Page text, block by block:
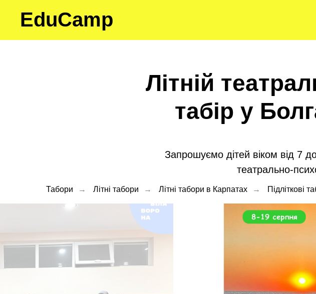
EduCamp
Літній
табір у
Запрошуємо дітей віком від 7
театрально-
Табори → Літні табори → Літні табори в Карпатах → Підліткові